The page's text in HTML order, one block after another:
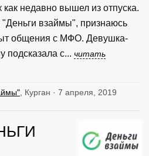
недавно вышел из отпуска.
взаймы", признаюсь
общения с МФО. Девушка-
подсказала с... читать
, Курган · 7 апреля, 2019